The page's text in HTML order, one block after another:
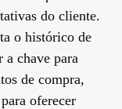
do cliente.
o histórico de
a chave para
de compra,
oferecer